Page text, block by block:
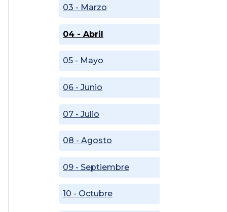
03 - Marzo
04 - Abril
05 - Mayo
06 - Junio
07 - Julio
08 - Agosto
09 - Septiembre
10 - Octubre